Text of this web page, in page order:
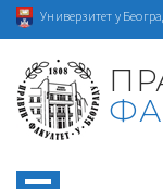
Универзитет у